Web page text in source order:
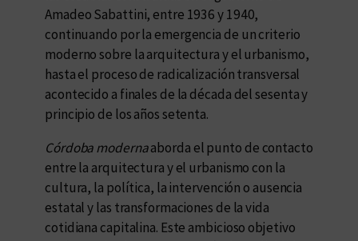
Amadeo Sabattini, entre 1936 y 1940,
continuando por la emergencia de un criterio
moderno sobre la arquitectura y el urbanismo,
hasta el proceso de radicalización transversal
acontecido a finales de la década del sesenta y
principio de los años setenta.
Córdoba modernaaborda el punto de contacto
entre la arquitectura y el urbanismo con la
cultura, la política, la intervención o ausencia
estatal y las transformaciones de la vida
cotidiana capitalina. Este ambicioso objetivo